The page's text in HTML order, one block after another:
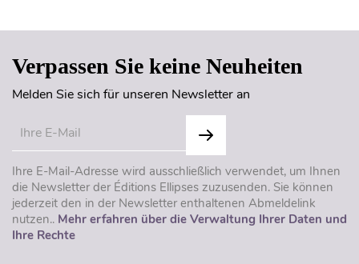
Verpassen Sie keine Neuheiten
Melden Sie sich für unseren Newsletter an
Ihre E-Mail-Adresse wird ausschließlich verwendet, um Ihnen
die Newsletter der Éditions Ellipses zuzusenden. Sie können
jederzeit den in der Newsletter enthaltenen Abmeldelink
nutzen.. Mehr erfahren über die Verwaltung Ihrer Daten und
Ihre Rechte